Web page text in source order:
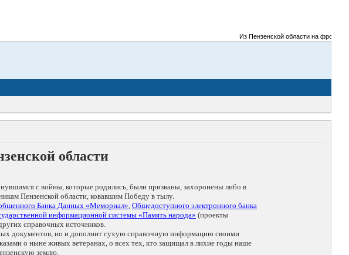
Из Пензенской области на фронты
области
с войны, которые родились, были призваны, захоронены либо в
Пензенской области, ковавшим Победу в тылу.
Банка Данных «Мемориал», Общедоступного электронного банка
информационной системы «Память народа» (проекты
справочных источников.
документов, но и дополнит сухую справочную информацию своими
о ныне живых ветеранах, о всех тех, кто защищал в лихие годы наше
землю.